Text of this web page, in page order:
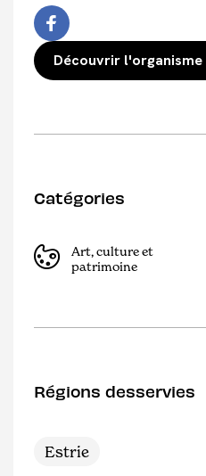
Découvrir l'organisme
Catégories
Art, culture et
patrimoine
Régions desservies
Estrie